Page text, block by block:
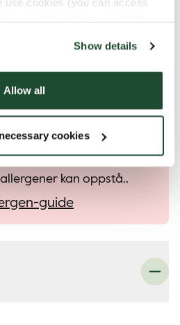
Show details
Allow all
cookies
kan inneholde små
risiko for at ulike
kan oppstå..
guide